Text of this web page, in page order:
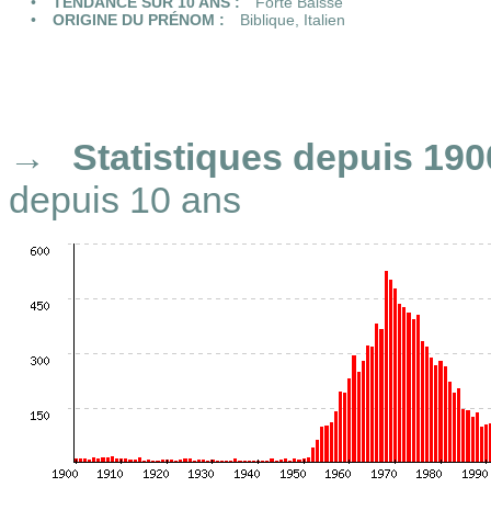
ORIGINE DU PRÉNOM :
Biblique Italien
Statistiques depuis
depuis 10 ans